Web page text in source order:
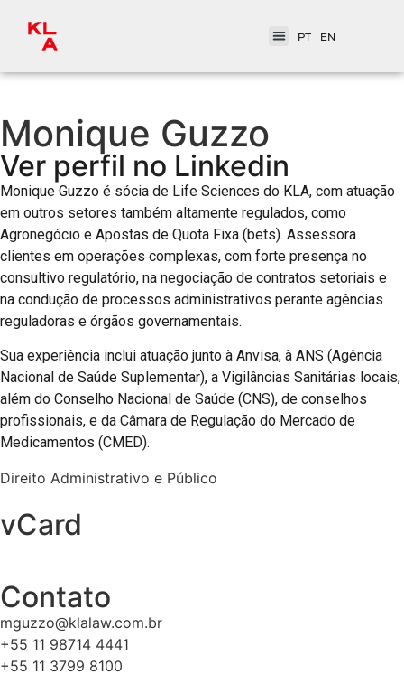
PT EN
Monique Guzzo
Ver perfil no Linkedin
Monique Guzzo é sócia de Life Sciences do KLA, com atuação
em outros setores também altamente regulados, como
Agronegócio e Apostas de Quota Fixa (bets). Assessora
clientes em operações complexas, com forte presença no
consultivo regulatório, na negociação de contratos setoriais e
na condução de processos administrativos perante agências
reguladoras e órgãos governamentais.
Sua experiência inclui atuação junto à Anvisa, à ANS (Agência
Nacional de Saúde Suplementar), a Vigilâncias Sanitárias locais,
além do Conselho Nacional de Saúde (CNS), de conselhos
profissionais, e da Câmara de Regulação do Mercado de
Medicamentos (CMED).
Direito Administrativo e Público
vCard
Contato
mguzzo@klalaw.com.br
+55 11 98714 4441
+55 11 3799 8100